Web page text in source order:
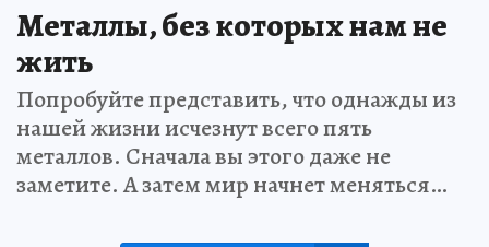
Металлы, без которых нам не
жить
Попробуйте представить, что однажды из
нашей жизни исчезнут всего пять
металлов. Сначала вы этого даже не
заметите. А затем мир начнет меняться…